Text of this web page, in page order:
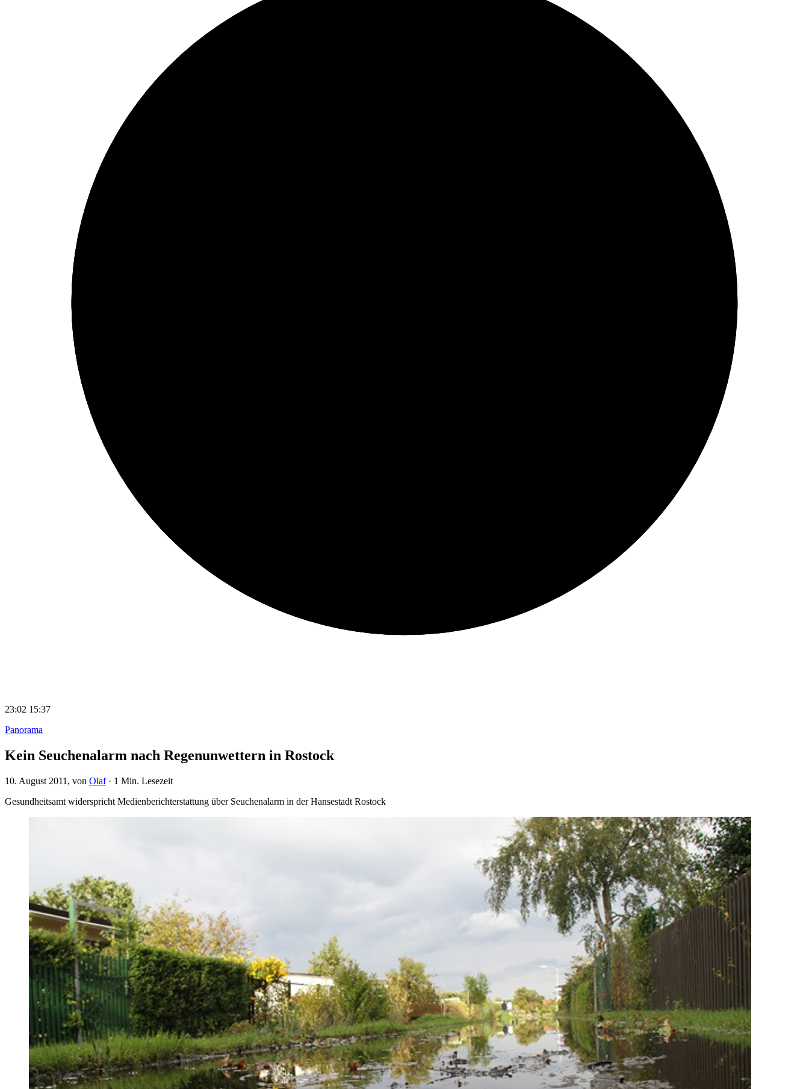
23:02 15:37
Panorama
Kein Seuchenalarm nach Regenunwettern in Rostock
10. August 2011 , von Olaf· 1 Min. Lesezeit
Gesundheitsamt widerspricht Medienberichterstattung über Seuchenalarm in der Hansestadt Rostock